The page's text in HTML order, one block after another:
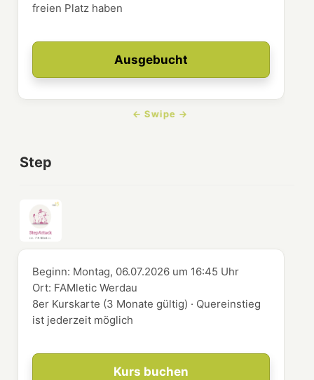
Ausgebucht
freien Platz haben
Step
Kurs buchen
Beginn: Montag, 06.07.2026 um 16:45 Uhr
Ort: FAMletic Werdau
8er Kurskarte (3 Monate gültig) · Quereinstieg
ist jederzeit möglich